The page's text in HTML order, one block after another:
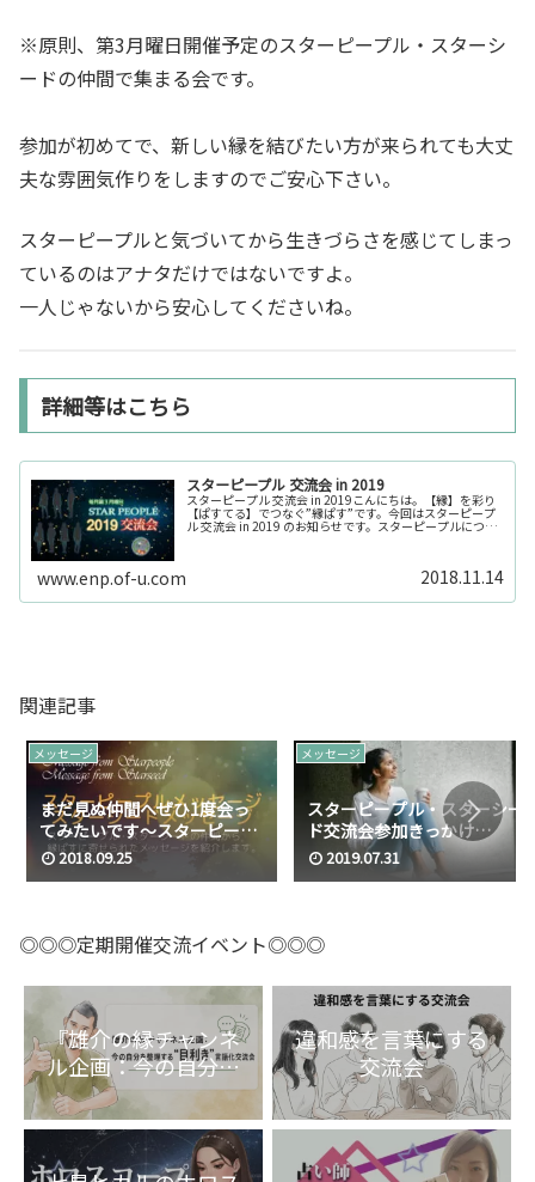
※原則、第3月曜日開催予定のスターピープル・スターシ
ードの仲間で集まる会です。
参加が初めてで、新しい縁を結びたい方が来られても大丈
夫な雰囲気作りをしますのでご安心下さい。
スターピープルと気づいてから生きづらさを感じてしまっ
ているのはアナタだけではないですよ。
一人じゃないから安心してくださいね。
詳細等はこちら
スターピープル 交流会 in 2019
スターピープル 交流会 in 2019こんにちは。【縁】を彩り
【ぱすてる】でつなぐ”縁ぱす”です。今回はスターピープ
ル 交流会 in 2019 のお知らせです。スターピープルについ
www.enp.of-u.com 2018.11.14
関連記事
メッセージ
まだ見ぬ仲間へぜひ1度会っ
てみたいです～スターピープ
ルメッセージ スターシードメ
ッセージ No.002
2018.09.25
メッセージ
スターピープル・スターシー
ド交流会参加きっかけ
No.009
2019.07.31
◎◎◎定期開催交流イベント◎◎◎
『雄介の縁チャンネ
ル企画：今の自分を
整理する“目利き”言
語化交流会』
違和感を言葉にする
交流会